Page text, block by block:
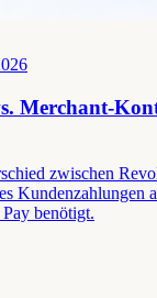
Merchant-
zwischen
Kundenzahlungen
benötigt.